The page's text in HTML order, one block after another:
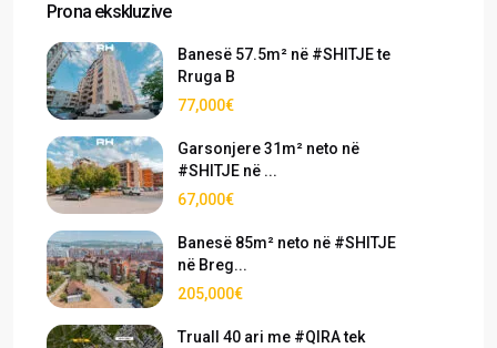
Prona ekskluzive
Banesë 57.5m² në #SHITJE te
Rruga B
77,000€
Garsonjere 31m² neto në
#SHITJE në ...
67,000€
Banesë 85m² neto në #SHITJE
në Breg...
205,000€
Truall 40 ari me #QIRA tek